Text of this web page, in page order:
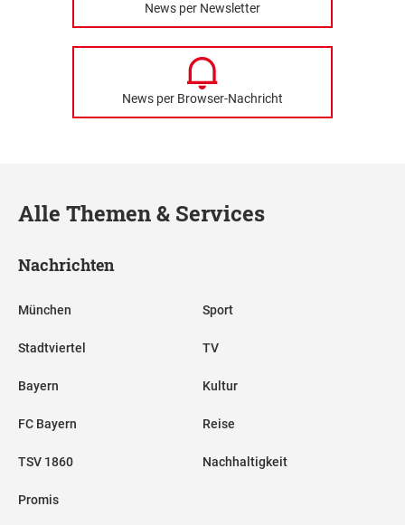
News per Newsletter
News per Browser-Nachricht
Alle Themen & Services
Nachrichten
München
Stadtviertel
Bayern
FC Bayern
TSV 1860
Promis
Sport
TV
Kultur
Reise
Nachhaltigkeit